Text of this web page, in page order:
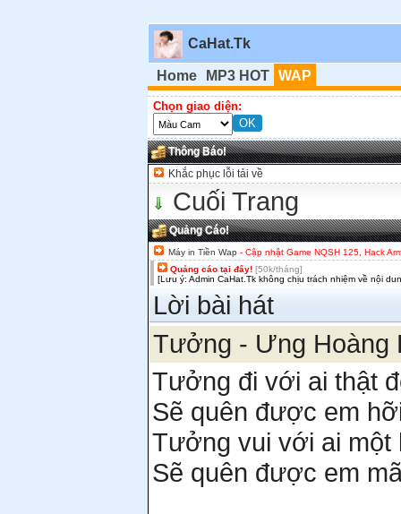
CaHat.Tk
Home MP3 HOT WAP
Chọn giao diện:
Thông Báo!
Khắc phục lỗi tải về
Cuối Trang
Quảng Cáo!
Máy in Tiền Wap - Cập nhật Game NQSH 125, Hack
Quảng cáo tại đây! [50k/tháng]
[Lưu ý: Admin CaHat.Tk không chịu trách nhiệm về nội
Lời bài hát
Tưởng - Ưng Hoàng
Tưởng đi với ai thật
Sẽ quên được em
Tưởng vui với ai một
Sẽ quên được em